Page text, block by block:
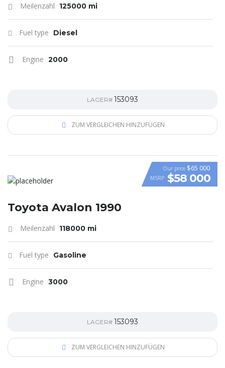
Meilenzahl 125000 mi
Fuel type Diesel
Engine 2000
LAGER# 153093
ZUM VERGLEICHEN HINZUFÜGEN
VIDEO
Our price $65 000
MSRP $58 000
Toyota Avalon 1990
Meilenzahl 118000 mi
Fuel type Gasoline
Engine 3000
LAGER# 153093
ZUM VERGLEICHEN HINZUFÜGEN